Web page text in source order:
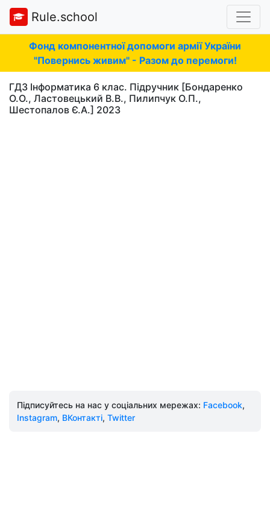
Rule.school
Фонд компонентної допомоги армії України
"Повернись живим" - Разом до перемоги!
ГДЗ Інформатика 6 клас. Підручник [Бондаренко
О.О., Ластовецький В.В., Пилипчук О.П.,
Шестопалов Є.А.] 2023
Підписуйтесь на нас у соціальних мережах: Facebook,
Instagram, ВКонтакті, Twitter